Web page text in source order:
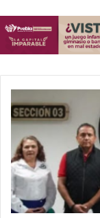
marcharán
en
Puebla
del
Paseo
Bravo
al
Zócalo